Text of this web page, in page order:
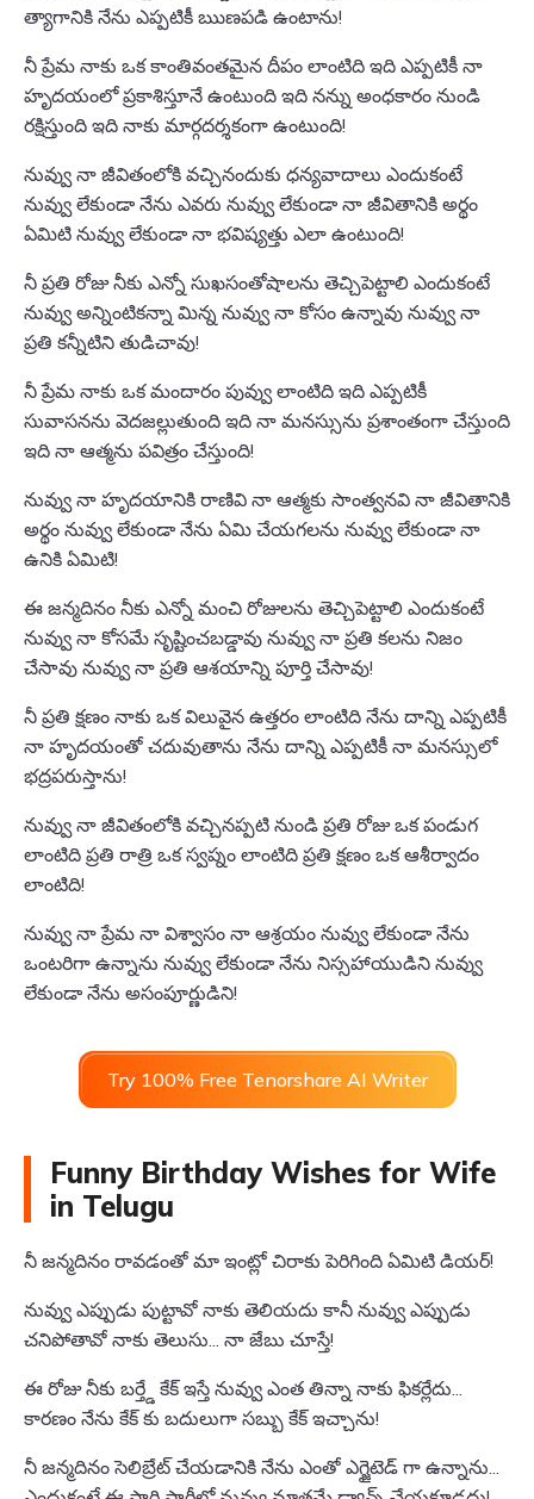
త్యాగానికి నేను ఎప్పటికీ ఋణపడి ఉంటాను!
నీ ప్రేమ నాకు ఒక కాంతివంతమైన దీపం లాంటిది ఇది ఎప్పటికీ నా
హృదయంలో ప్రకాశిస్తూనే ఉంటుంది ఇది నన్ను అంధకారం నుండి
రక్షిస్తుంది ఇది నాకు మార్గదర్శకంగా ఉంటుంది!
నువ్వు నా జీవితంలోకి వచ్చినందుకు ధన్యవాదాలు ఎందుకంటే
నువ్వు లేకుండా నేను ఎవరు నువ్వు లేకుండా నా జీవితానికి అర్థం
ఏమిటి నువ్వు లేకుండా నా భవిష్యత్తు ఎలా ఉంటుంది!
నీ ప్రతి రోజు నీకు ఎన్నో సుఖసంతోషాలను తెచ్చిపెట్టాలి ఎందుకంటే
నువ్వు అన్నింటికన్నా మిన్న నువ్వు నా కోసం ఉన్నావు నువ్వు నా
ప్రతి కన్నీటిని తుడిచావు!
నీ ప్రేమ నాకు ఒక మందారం పువ్వు లాంటిది ఇది ఎప్పటికీ
సువాసనను వెదజల్లుతుంది ఇది నా మనస్సును ప్రశాంతంగా చేస్తుంది
ఇది నా ఆత్మను పవిత్రం చేస్తుంది!
నువ్వు నా హృదయానికి రాణివి నా ఆత్మకు సాంత్వనవి నా జీవితానికి
అర్థం నువ్వు లేకుండా నేను ఏమి చేయగలను నువ్వు లేకుండా నా
ఉనికి ఏమిటి!
ఈ జన్మదినం నీకు ఎన్నో మంచి రోజులను తెచ్చిపెట్టాలి ఎందుకంటే
నువ్వు నా కోసమే సృష్టించబడ్డావు నువ్వు నా ప్రతి కలను నిజం
చేసావు నువ్వు నా ప్రతి ఆశయాన్ని పూర్తి చేసావు!
నీ ప్రతి క్షణం నాకు ఒక విలువైన ఉత్తరం లాంటిది నేను దాన్ని ఎప్పటికీ
నా హృదయంతో చదువుతాను నేను దాన్ని ఎప్పటికీ నా మనస్సులో
భద్రపరుస్తాను!
నువ్వు నా జీవితంలోకి వచ్చినప్పటి నుండి ప్రతి రోజు ఒక పండుగ
లాంటిది ప్రతి రాత్రి ఒక స్వప్నం లాంటిది ప్రతి క్షణం ఒక ఆశీర్వాదం
లాంటిది!
నువ్వు నా ప్రేమ నా విశ్వాసం నా ఆశ్రయం నువ్వు లేకుండా నేను
ఒంటరిగా ఉన్నాను నువ్వు లేకుండా నేను నిస్సహాయుడిని నువ్వు
లేకుండా నేను అసంపూర్ణుడిని!
Try 100% Free Tenorshare AI Writer
Funny Birthday Wishes for Wife
in Telugu
నీ జన్మదినం రావడంతో మా ఇంట్లో చిరాకు పెరిగింది ఏమిటి డియర్!
నువ్వు ఎప్పుడు పుట్టావో నాకు తెలియదు కానీ నువ్వు ఎప్పుడు
చనిపోతావో నాకు తెలుసు... నా జేబు చూస్తే!
ఈ రోజు నీకు బర్త్డే కేక్ ఇస్తే నువ్వు ఎంత తిన్నా నాకు ఫికర్లేదు...
కారణం నేను కేక్ కు బదులుగా సబ్బు కేక్ ఇచ్చాను!
నీ జన్మదినం సెలిబ్రేట్ చేయడానికి నేను ఎంతో ఎగ్జైటెడ్ గా ఉన్నాను...